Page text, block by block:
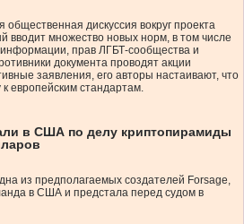
общественная дискуссия вокруг проекта
вводит множество новых норм, в том числе
прав ЛГБТ-сообщества и
документа проводят акции
заявления, его авторы настаивают, что
европейским стандартам.
в США по делу криптопирамиды
из предполагаемых создателей Forsage,
в США и предстала перед судом в